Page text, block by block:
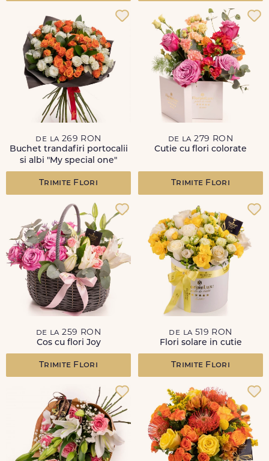
de la 269 RON
Buchet trandafiri portocalii
si albi "My special one"
Trimite Flori
de la 279 RON
Cutie cu flori colorate
Trimite Flori
de la 259 RON
Cos cu flori Joy
Trimite Flori
de la 519 RON
Flori solare in cutie
Trimite Flori